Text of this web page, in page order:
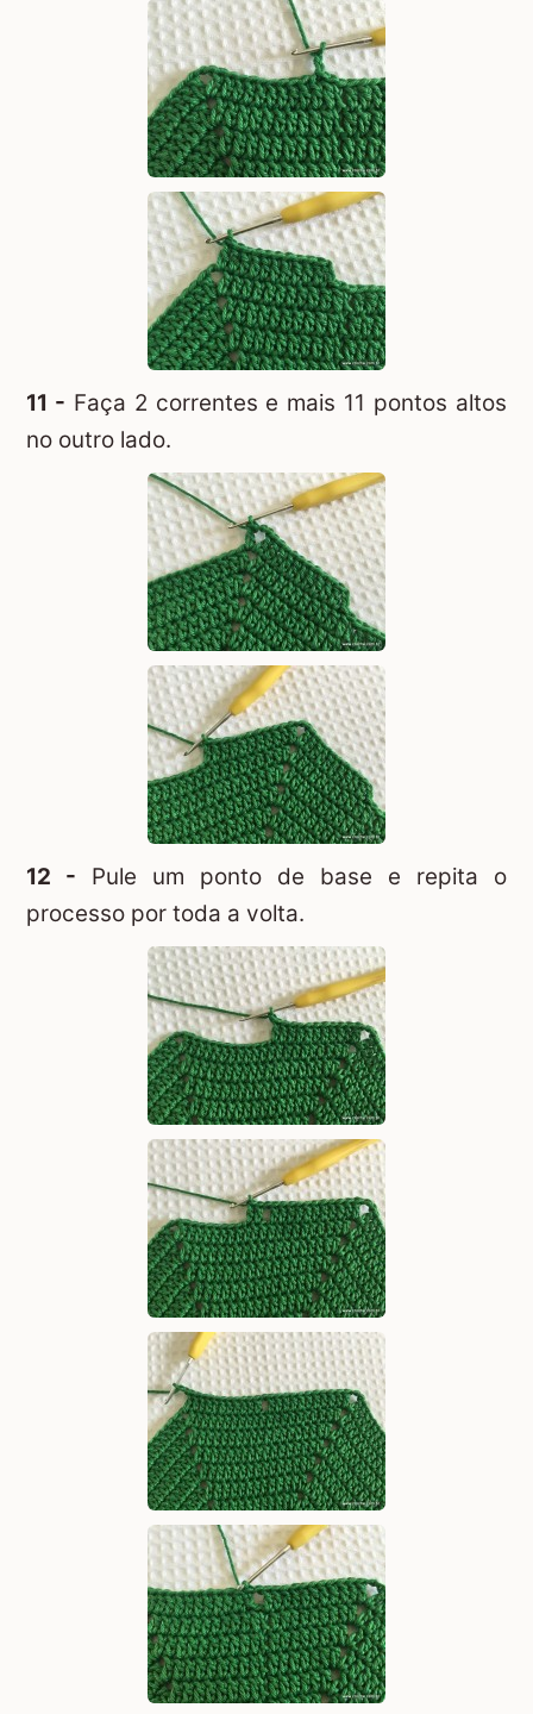
11 - Faça 2 correntes e mais 11 pontos altos
no outro lado.
12 - Pule um ponto de base e repita o
processo por toda a volta.